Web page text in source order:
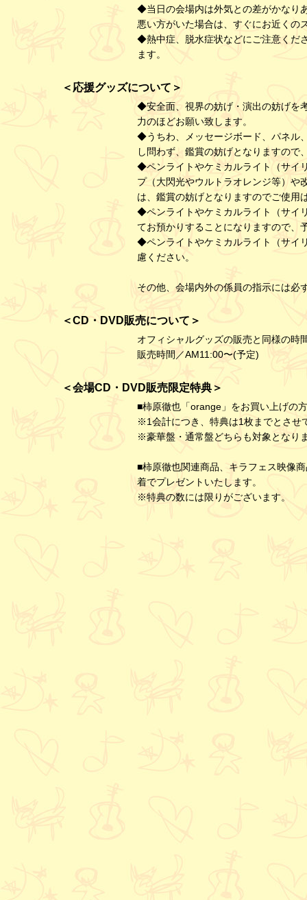
◆当日の会場内は外気との差がかなり
悪い方がいた場合は、すぐにお近くの
◆熱中症、脱水症状などにご注意くだ
ます。
＜応援グッズについて＞
◆安全面、視界の妨げ・演出の妨げを
力のほどお願い致します。
◆うちわ、メッセージボード、パネル
し問わず、鑑賞の妨げとなりますので
◆ペンライトやケミカルライト（サイ
プ（大閃光やウルトラオレンジ等）や
は、鑑賞の妨げとなりますのでご使用
◆ペンライトやケミカルライト（サイ
てお預かりすることになりますので、
◆ペンライトやケミカルライト（サイ
慮ください。
その他、会場内外の係員の指示には必
＜CD・DVD販売について＞
オフィシャルグッズの販売と同様の時
販売時間／AM11:00〜(予定)
＜会場CD・DVD販売限定特典＞
■柿原徹也「orange」をお買い上げの
※1会計につき、特典は1枚までとさせ
※豪華盤・通常盤どちらも対象となり
■柿原徹也関連商品、キラフェス映像
着でプレゼントいたします。
※特典の数には限りがございます。